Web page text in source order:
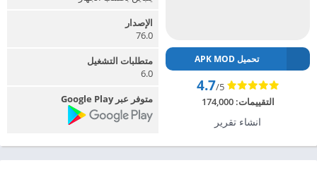
تحميل APK MOD
4.7/5
التقييمات:174,000
انشاء تقرير
الإصدار
76.0
متطلبات التشغيل
6.0
متوفر عبر Google Play